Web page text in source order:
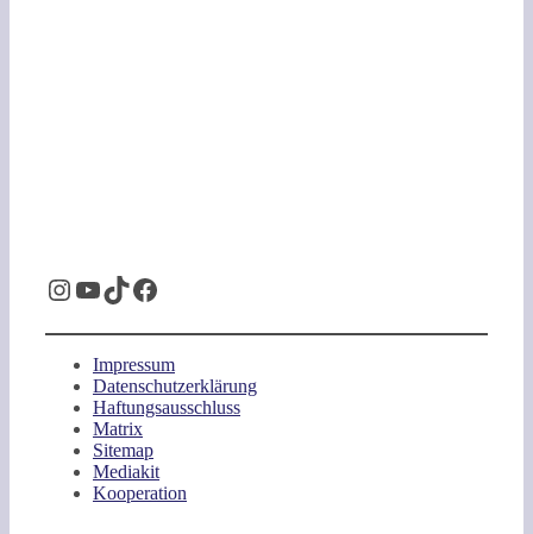
Instagram
YouTube
TikTok
Facebook
Impressum
Datenschutzerklärung
Haftungsausschluss
Matrix
Sitemap
Mediakit
Kooperation